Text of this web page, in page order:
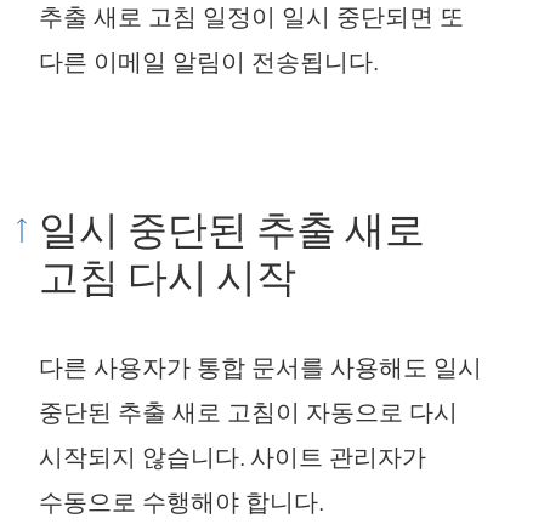
추출 새로 고침 일정이 일시 중단되면 또
다른 이메일 알림이 전송됩니다.
일시 중단된 추출 새로
고침 다시 시작
다른 사용자가 통합 문서를 사용해도 일시
중단된 추출 새로 고침이 자동으로 다시
시작되지 않습니다. 사이트 관리자가
수동으로 수행해야 합니다.